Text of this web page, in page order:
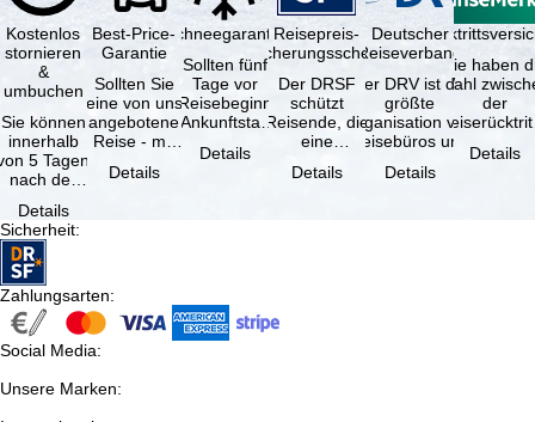
Kostenlos
stornieren
&
umbuchen
Sie können
innerhalb
5 Tagen
nach der
kostenfrei
…
Details
Best-Price-
Garantie
Sollten Sie
eine von uns
angebotene
Reise - mit
Leistung und
Details
Schneegarantie
Sollten fünf
Tage vor
Reisebeginn
(Ankunftstag)
aufgrund von
Schneemangel
Details
Reisepreis-
Sicherungsschein
Der DRSF
schützt
Reisende, die
eine
oder
Details
Deutscher
Reiseverband
Der DRV ist die
größte
Organisation von
Reisebüros und
Reiseveranstaltern
in …
Details
Sie haben
Wahl
der
(inklusive
Details
Sicherheit:
Zahlungsarten:
Social Media:
Unsere Marken: